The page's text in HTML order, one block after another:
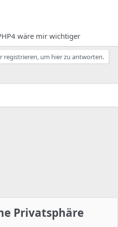
wäre mir wichtiger
registrieren, um hier zu antworten.
Privatsphäre